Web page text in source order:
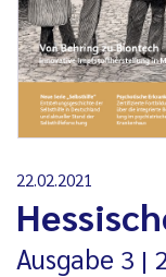
22.02.2021
Ausgabe 3